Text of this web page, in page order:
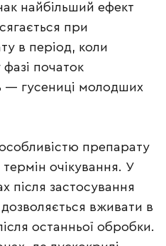
найбільший ефект
при
в період, коли
початок
— гусениці молодших
препарату
очікування. У
після застосування
вживати в
останньої обробки.